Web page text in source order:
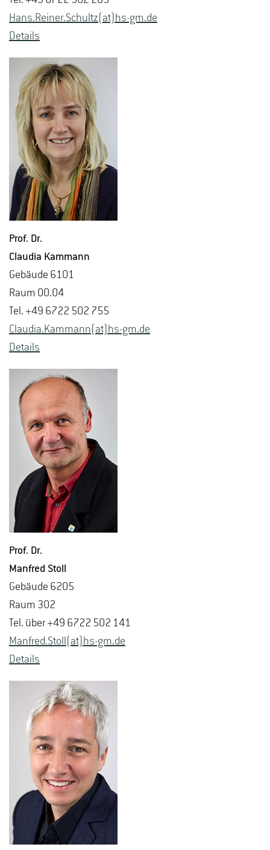
Hans.​Reiner.​Schultz(at)hs-​gm.​de
De­tails
Prof. Dr.
Clau­dia Kam­mann
Ge­bäu­de 6101
Raum 00.04
Tel. +49 6722 502 755
Clau­dia.Kam­mann(at)hs-​gm.​de
De­tails
Prof. Dr.
Man­fred Stoll
Ge­bäu­de 6205
Raum 302
Tel. über +49 6722 502 141
Man­fred.Stoll(at)hs-​gm.​de
De­tails